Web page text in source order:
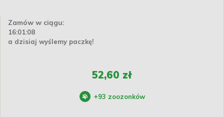
Zamów w ciągu:
16:01:07
a dzisiaj wyślemy paczkę!
52,60 zł
+93 zoozonków